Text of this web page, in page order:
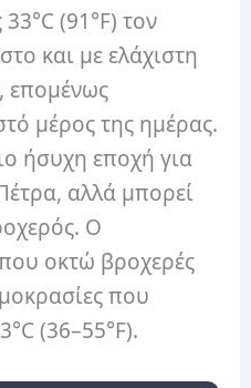
(91°F) τον
και με ελάχιστη
επομένως
μέρος της ημέρας.
ήσυχη εποχή για
αλλά μπορεί
Ο
οκτώ βροχερές
που
(36–55°F).